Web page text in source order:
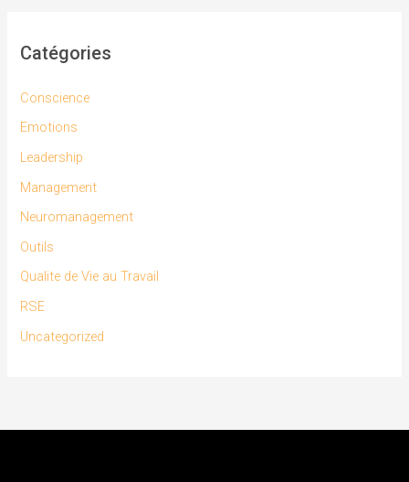
Catégories
Conscience
Emotions
Leadership
Management
Neuromanagement
Outils
Qualite de Vie au Travail
RSE
Uncategorized